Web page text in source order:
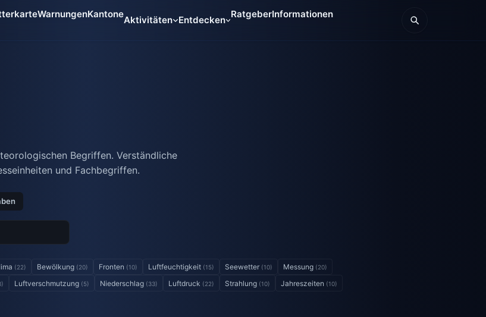
WarnungenKantone
Aktivitäten Entdecken
RatgeberInformationen
Begriffen. Verständliche
und Fachbegriffen.
(22) Bewölkung (20) Fronten (10) Luftfeuchtigkeit (15) Seewetter (10) Messung (20)
Luftverschmutzung (5) Niederschlag (33) Luftdruck (22) Strahlung (10) Jahreszeiten (10)